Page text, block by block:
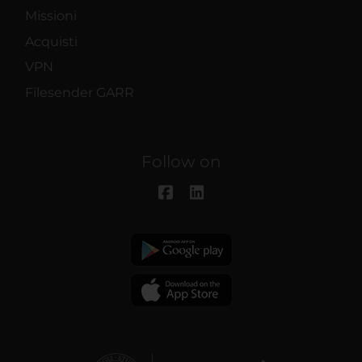
Missioni
Acquisti
VPN
Filesender GARR
Follow on